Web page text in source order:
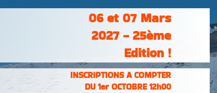
06 et 07 Mars
2027 - 25ème
Edition !
INSCRIPTIONS A COMPTER
DU 1er OCTOBRE 12h00